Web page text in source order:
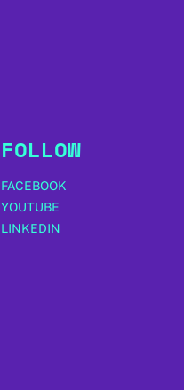
FOLLOW
FACEBOOK
YOUTUBE
LINKEDIN